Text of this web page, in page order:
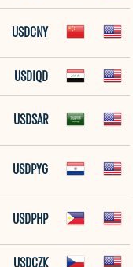
USDCNY
USDIQD
USDSAR
USDPYG
USDPHP